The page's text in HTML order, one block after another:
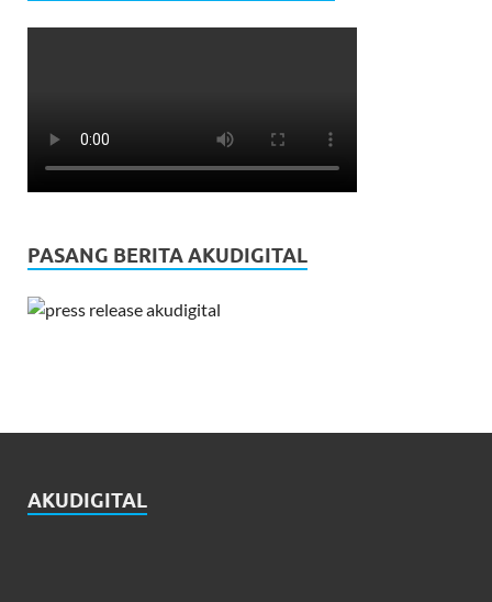
PASANG BERITA AKUDIGITAL
AKUDIGITAL